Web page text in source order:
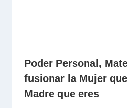
Poder Personal,
fusionar la Mujer
Madre que eres